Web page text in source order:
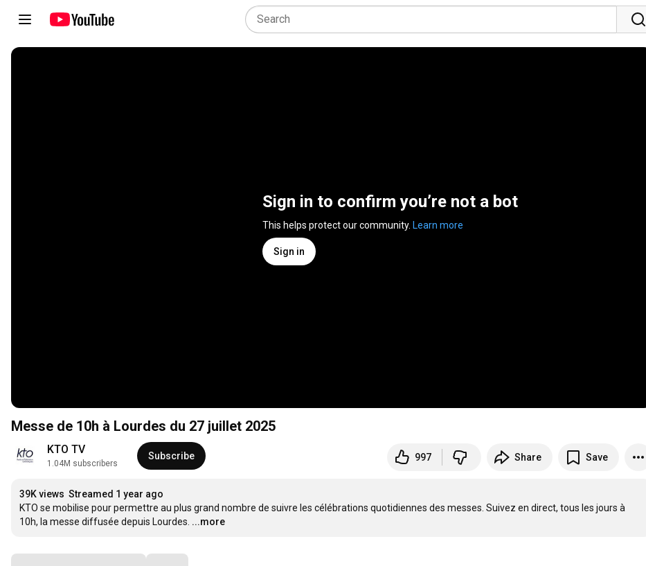
Sign in to confirm you’re not a bot
This helps protect our community. Learn more
Sign in
Messe de 10h à Lourdes du 27 juillet 2025
KTO TV
1.04M subscribers
Subscribe 997 Share Save
39K views Streamed 1 year ago
KTO se mobilise pour permettre au plus grand nombre de suivre les célébrations quotidiennes des messes. Suivez en direct, tous les jours à
10h, la messe diffusée depuis Lourdes. ...more